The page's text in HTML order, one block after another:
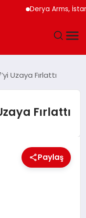
Derya Arms,
Uzaya Fırlattı
Fırlattı
Paylaş